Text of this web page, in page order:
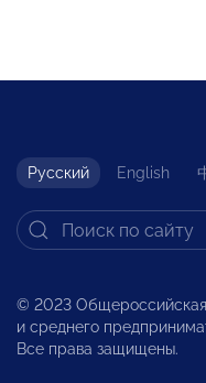
Русский English
© 2023 Общероссийская
и среднего
Все права защищены.